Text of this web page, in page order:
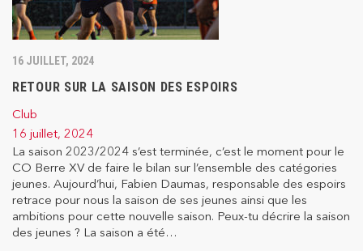
16 JUILLET, 2024
RETOUR SUR LA SAISON DES ESPOIRS
Club
16 juillet, 2024
La saison 2023/2024 s’est terminée, c’est le moment pour le
CO Berre XV de faire le bilan sur l’ensemble des catégories
jeunes. Aujourd’hui, Fabien Daumas, responsable des espoirs
retrace pour nous la saison de ses jeunes ainsi que les
ambitions pour cette nouvelle saison. Peux-tu décrire la saison
des jeunes ? La saison a été…